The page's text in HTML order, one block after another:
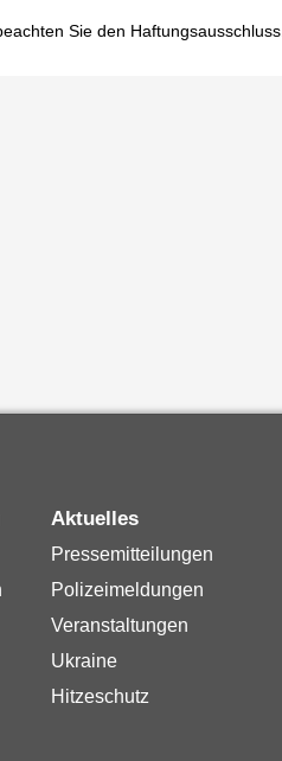
Sie den Haftungsausschluss.
Aktuelles
Pressemitteilungen
Polizeimeldungen
Veranstaltungen
Ukraine
Hitzeschutz